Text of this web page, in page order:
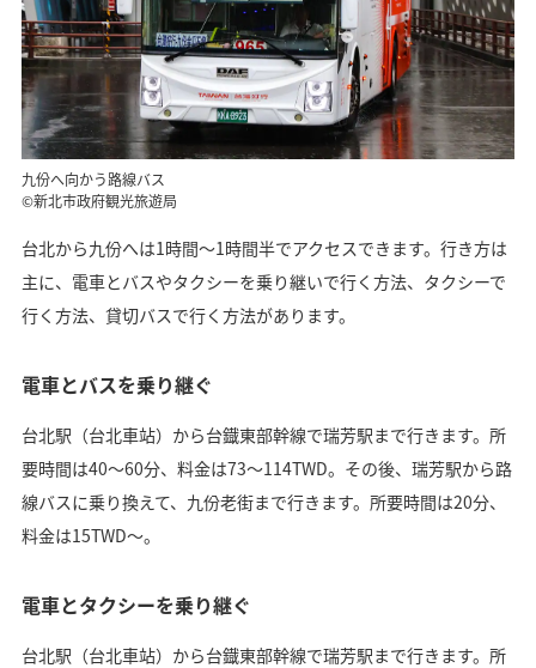
九份へ向かう路線バス
©新北市政府観光旅遊局
台北から九份へは1時間〜1時間半でアクセスできます。行き方は
主に、電車とバスやタクシーを乗り継いで行く方法、タクシーで
行く方法、貸切バスで行く方法があります。
電車とバスを乗り継ぐ
台北駅（台北車站）から台鐡東部幹線で瑞芳駅まで行きます。所
要時間は40〜60分、料金は73〜114TWD。その後、瑞芳駅から路
線バスに乗り換えて、九份老街まで行きます。所要時間は20分、
料金は15TWD〜。
電車とタクシーを乗り継ぐ
台北駅（台北車站）から台鐡東部幹線で瑞芳駅まで行きます。所